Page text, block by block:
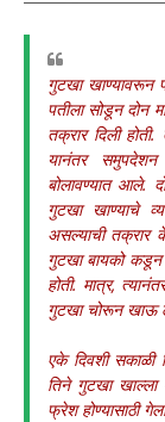
गुटखा खाण्यावरून
पतीला सोडून दोन
तक्रार दिली होती.
यानंतर समुपदेशन
बोलावण्यात आले.
गुटखा खाण्याचे
असल्याची तक्रार
गुटखा बायको
होती. मात्र,
गुटखा चोरून खाऊ
एके दिवशी सकाळी
तिने गुटखा
फ्रेश होण्यासाठी